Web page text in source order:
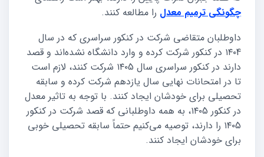
چگونگی ترمیم معدل را مطالعه کنند.
داوطلبان متقاضی شرکت در کنکور سراسری که در سال
۱۴۰4 در کنکور شرکت کرده و وارد دانشگاه نشده‌اند و قصد
دارند در کنکور سراسری سال ۱۴۰5 شرکت کنند، لازم است
تا در امتحانات نهایی سال یازدهم شرکت کرده و سابقه
تحصیلی برای خودشان ایجاد کنند. با توجه به تاثیر معدل
در کنکور ۱۴۰5، به همه داوطلبانی که قصد شرکت در کنکور
۱۴۰5 را دارند، توصیه می‌کنیم حتماً سابقه تحصیلی خوبی
برای خودشان ایجاد کنند.